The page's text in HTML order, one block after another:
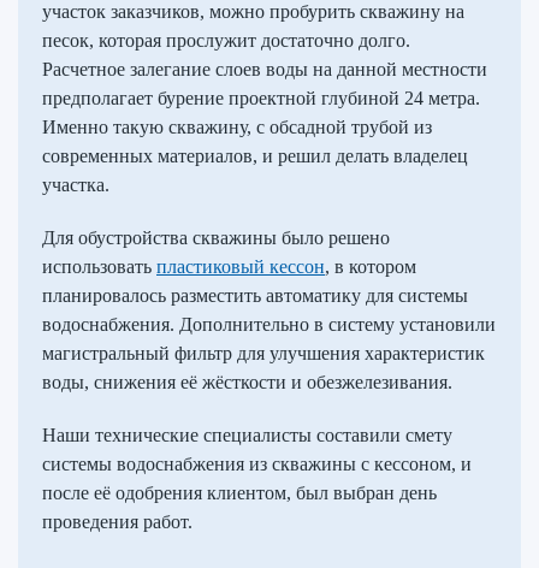
участок заказчиков, можно пробурить скважину на
песок, которая прослужит достаточно долго.
Расчетное залегание слоев воды на данной местности
предполагает бурение проектной глубиной 24 метра.
Именно такую скважину, с обсадной трубой из
современных материалов, и решил делать владелец
участка.
Для обустройства скважины было решено
использовать пластиковый кессон, в котором
планировалось разместить автоматику для системы
водоснабжения. Дополнительно в систему установили
магистральный фильтр для улучшения характеристик
воды, снижения её жёсткости и обезжелезивания.
Наши технические специалисты составили смету
системы водоснабжения из скважины с кессоном, и
после её одобрения клиентом, был выбран день
проведения работ.